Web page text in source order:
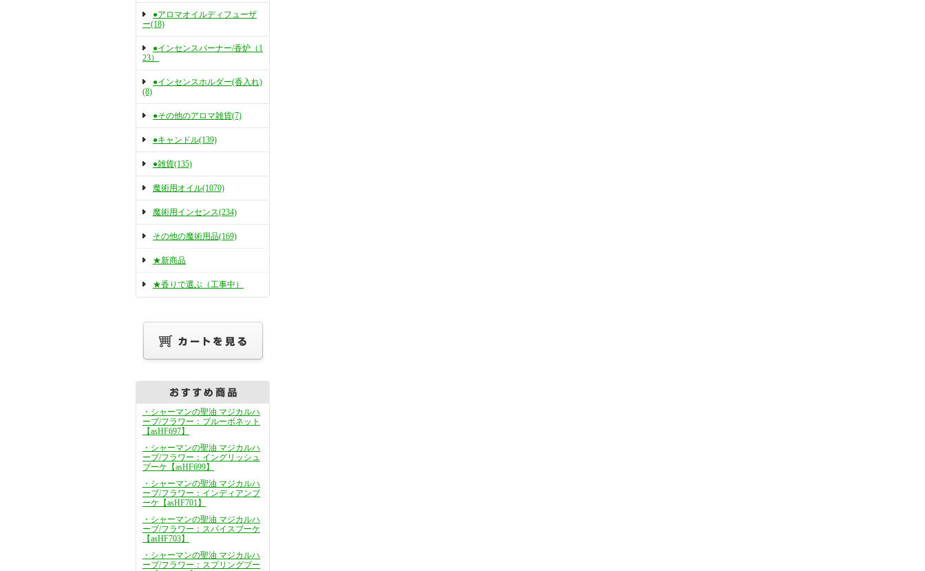
●アロマオイルディフューザ
ー(18)
●インセンスバーナー/香炉（1
23）
●インセンスホルダー(香入れ)
(8)
●その他のアロマ雑貨(7)
●キャンドル(139)
●雑貨(135)
魔術用オイル(1070)
魔術用インセンス(234)
その他の魔術用品(169)
★新商品
★香りで選ぶ（工事中）
・シャーマンの聖油 マジカルハ
ーブ/フラワー：ブルーボネット
【asHF697】
・シャーマンの聖油 マジカルハ
ーブ/フラワー：イングリッシュ
ブーケ【asHF699】
・シャーマンの聖油 マジカルハ
ーブ/フラワー：インディアンブ
ーケ【asHF701】
・シャーマンの聖油 マジカルハ
ーブ/フラワー：スパイスブーケ
【asHF703】
・シャーマンの聖油 マジカルハ
ーブ/フラワー：スプリングブー